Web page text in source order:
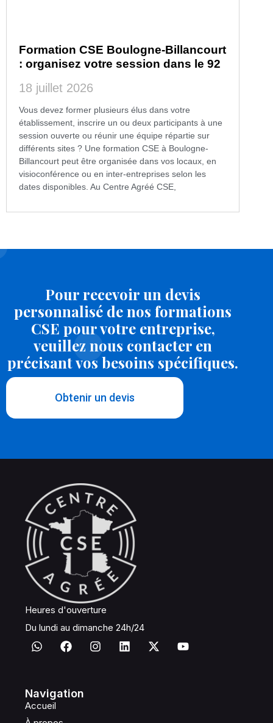
Formation CSE Boulogne-Billancourt
: organisez votre session dans le 92
18 juillet 2026
Vous devez former plusieurs élus dans votre
établissement, inscrire un ou deux participants à une
session ouverte ou réunir une équipe répartie sur
différents sites ? Une formation CSE à Boulogne-
Billancourt peut être organisée dans vos locaux, en
visioconférence ou en inter-entreprises selon les
dates disponibles. Au Centre Agréé CSE,
Pour recevoir un devis
personnalisé de nos formations
CSE pour votre entreprise,
veuillez nous contacter en
précisant vos besoins spécifiques.
Obtenir un devis
Heures d'ouverture
Du lundi au dimanche 24h/24
Navigation
Accueil